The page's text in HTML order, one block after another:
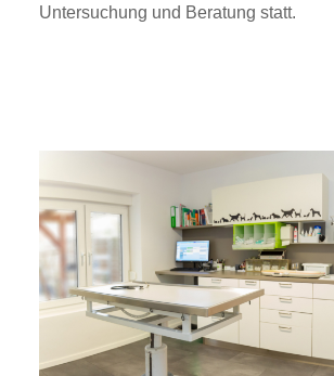
Untersuchung und Beratung statt.